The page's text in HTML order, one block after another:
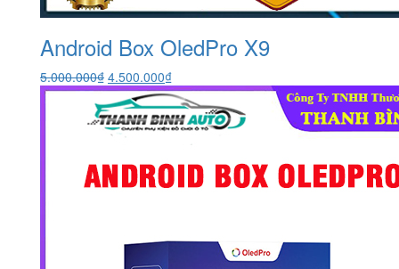
Android Box OledPro X9
5.000.000₫ Giá
gốc
là:
5.000.000₫.
4.500.000₫Giá
hiện
tại
là: